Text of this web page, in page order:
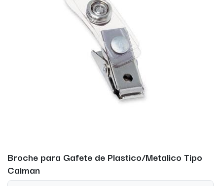
Broche para Gafete de Plastico/Metalico Tipo
Caiman